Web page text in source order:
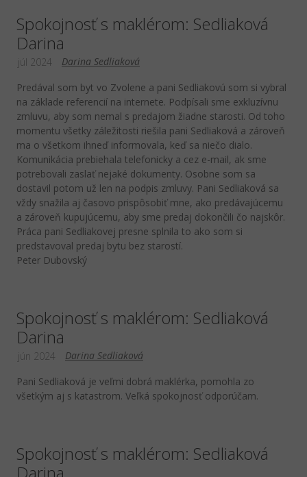
Spokojnosť s maklérom: Sedliaková
Darina
Darina Sedliaková
júl 2024
Predával som byt vo Zvolene a pani Sedliakovú som si vybral
na základe referencií na internete. Podpísali sme exkluzívnu
zmluvu, aby som nemal s predajom žiadne starosti. Od toho
momentu všetky záležitosti riešila pani Sedliaková a zároveň
ma o všetkom ihneď informovala, keď sa niečo dialo.
Komunikácia prebiehala telefonicky a cez e-mail, ak sme
potrebovali zaslať nejaké dokumenty. Osobne som sa
dostavil potom už len na podpis zmluvy. Pani Sedliaková sa
vždy snažila aj časovo prispôsobiť mne, ako predávajúcemu
a zároveň kupujúcemu, aby sme predaj dokončili čo najskôr.
Práca pani Sedliakovej presne splnila to ako som si
predstavoval predaj bytu bez starostí.
Peter Dubovský
Spokojnosť s maklérom: Sedliaková
Darina
Darina Sedliaková
jún 2024
Pani Sedliaková je veľmi dobrá maklérka, pomohla zo
všetkým aj s katastrom. Veľká spokojnosť odporúčam.
Spokojnosť s maklérom: Sedliaková